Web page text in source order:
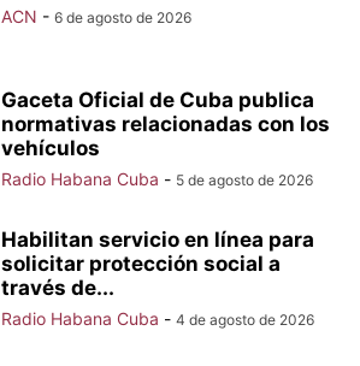
ACN - 6 de agosto de 2026
Gaceta Oficial de Cuba publica
normativas relacionadas con los
vehículos
Radio Habana Cuba - 5 de agosto de 2026
Habilitan servicio en línea para
solicitar protección social a
través de...
Radio Habana Cuba - 4 de agosto de 2026